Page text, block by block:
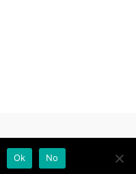
Ok No